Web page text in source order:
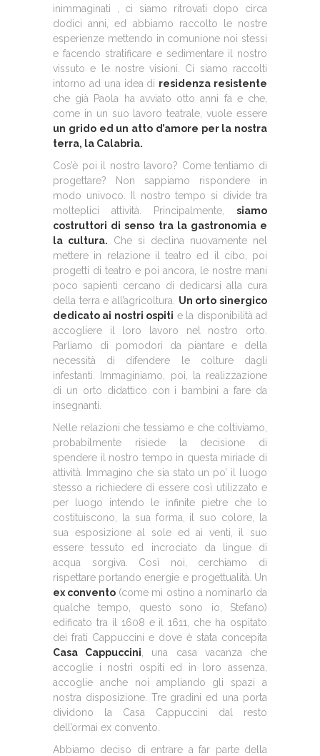
inimmaginati , ci siamo ritrovati dopo circa
dodici anni, ed abbiamo raccolto le nostre
esperienze mettendo in comunione noi stessi
e facendo stratificare e sedimentare il nostro
vissuto e le nostre visioni. Ci siamo raccolti
intorno ad una idea di residenza resistente
che già Paola ha avviato otto anni fa e che,
come in un suo lavoro teatrale, vuole essere
un grido ed un atto d’amore per la nostra
terra, la Calabria.
Cos’è poi il nostro lavoro? Come tentiamo di
progettare? Non sappiamo rispondere in
modo univoco. Il nostro tempo si divide tra
molteplici attività. Principalmente, siamo
costruttori di senso tra la gastronomia e
la cultura. Che si declina nuovamente nel
mettere in relazione il teatro ed il cibo, poi
progetti di teatro e poi ancora, le nostre mani
poco sapienti cercano di dedicarsi alla cura
della terra e all’agricoltura. Un orto sinergico
dedicato ai nostri ospiti e la disponibilità ad
accogliere il loro lavoro nel nostro orto.
Parliamo di pomodori da piantare e della
necessità di difendere le colture dagli
infestanti. Immaginiamo, poi, la realizzazione
di un orto didattico con i bambini a fare da
insegnanti.
Nelle relazioni che tessiamo e che coltiviamo,
probabilmente risiede la decisione di
spendere il nostro tempo in questa miriade di
attività. Immagino che sia stato un po’ il luogo
stesso a richiedere di essere così utilizzato e
per luogo intendo le infinite pietre che lo
costituiscono, la sua forma, il suo colore, la
sua esposizione al sole ed ai venti, il suo
essere tessuto ed incrociato da lingue di
acqua sorgiva. Così noi, cerchiamo di
rispettare portando energie e progettualità. Un
ex convento (come mi ostino a nominarlo da
qualche tempo, questo sono io, Stefano)
edificato tra il 1608 e il 1611, che ha ospitato
dei frati Cappuccini e dove è stata concepita
Casa Cappuccini , una casa vacanza che
accoglie i nostri ospiti ed in loro assenza,
accoglie anche noi ampliando gli spazi a
nostra disposizione. Tre gradini ed una porta
dividono la Casa Cappuccini dal resto
dell’ormai ex convento.
Abbiamo deciso di entrare a far parte della